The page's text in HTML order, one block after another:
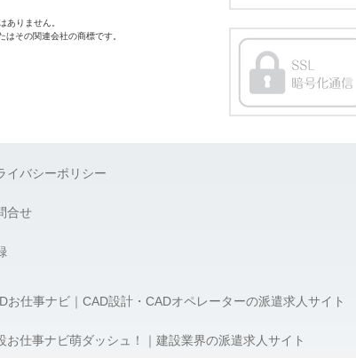
ありません。
その関連会社の商標です。
イバシーポリシー
合せ
お仕事ナビ｜CAD設計・CADオペレーターの派遣求人サイト
お仕事ナビ萌ダッシュ！｜建設業界の派遣求人サイト